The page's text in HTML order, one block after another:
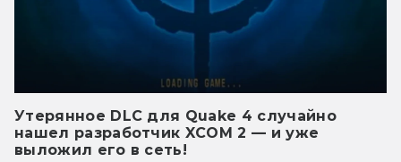
Утерянное DLC для Quake 4 случайно
нашел разработчик XCOM 2 — и уже
выложил его в сеть!